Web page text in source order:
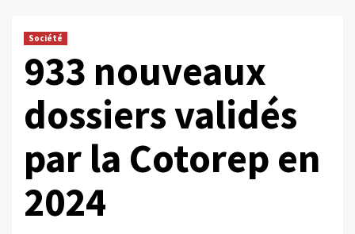
Société
933 nouveaux
dossiers validés
par la Cotorep en
2024